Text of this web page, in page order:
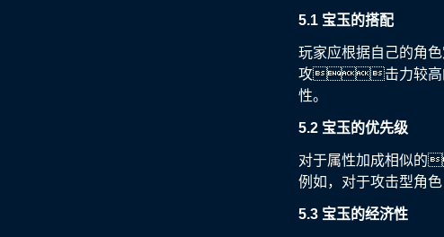
5.1 宝玉的搭配
玩家应根据自己的角
攻击力较高的
性。
5.2 宝玉的优先级
对于属性加成相似的
例如，对于攻击型角
5.3 宝玉的经济性